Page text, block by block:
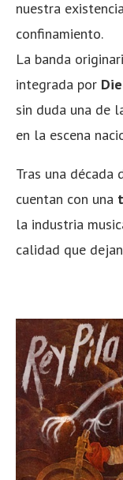
nuestra
confinamiento.
La banda
integrada por
sin duda una de
en la escena
Tras una década
cuentan con una
la industria
calidad que